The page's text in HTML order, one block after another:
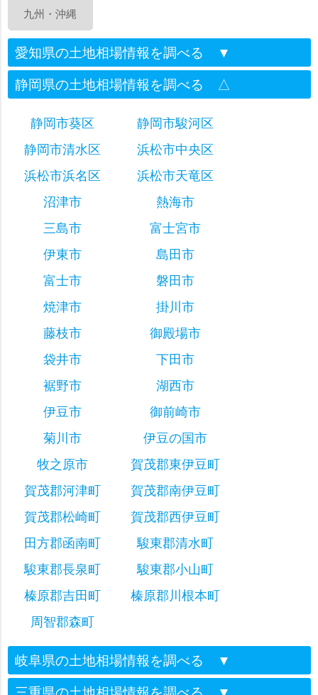
九州・沖縄
愛知県の土地相場情報を調べる ▼
静岡県の土地相場情報を調べる △
静岡市葵区
静岡市駿河区
静岡市清水区
浜松市中央区
浜松市浜名区
浜松市天竜区
沼津市
熱海市
三島市
富士宮市
伊東市
島田市
富士市
磐田市
焼津市
掛川市
藤枝市
御殿場市
袋井市
下田市
裾野市
湖西市
伊豆市
御前崎市
菊川市
伊豆の国市
牧之原市
賀茂郡東伊豆町
賀茂郡河津町
賀茂郡南伊豆町
賀茂郡松崎町
賀茂郡西伊豆町
田方郡函南町
駿東郡清水町
駿東郡長泉町
駿東郡小山町
榛原郡吉田町
榛原郡川根本町
周智郡森町
岐阜県の土地相場情報を調べる ▼